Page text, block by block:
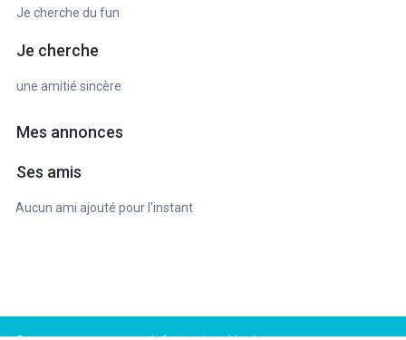
Je cherche du fun
Je cherche
une amitié sincère
Mes annonces
Ses amis
Aucun ami ajouté pour l'instant